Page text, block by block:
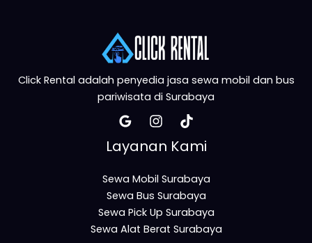
Click Rental adalah penyedia jasa sewa mobil dan bus
pariwisata di Surabaya
Layanan Kami
Sewa Mobil Surabaya
Sewa Bus Surabaya
Sewa Pick Up Surabaya
Sewa Alat Berat Surabaya